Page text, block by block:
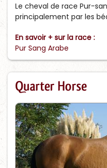
Le cheval de race Pur-
principalement par les
En savoir + sur la race :
Pur Sang Arabe
Quarter Horse